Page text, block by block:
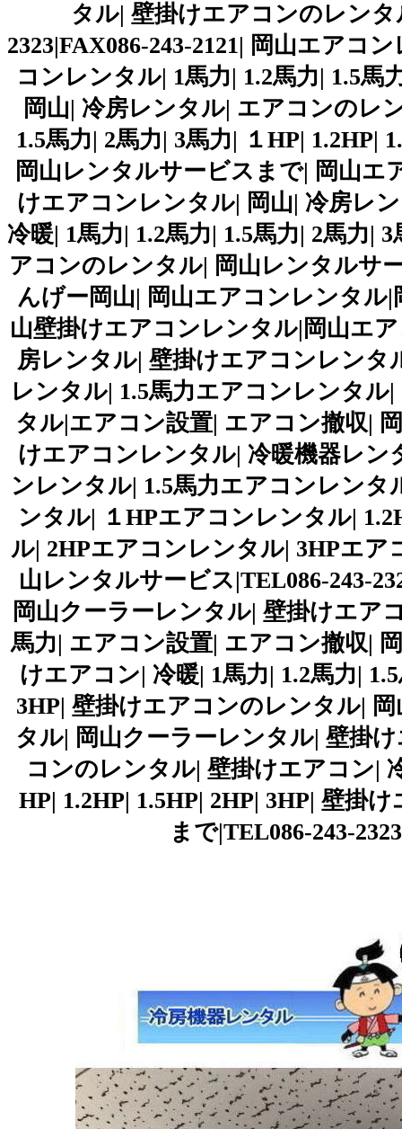
タル| 壁掛けエアコンのレン
2323|FAX086-243-2121| 岡山エアコ
コンレンタル| 1馬力| 1.2馬力| 1.5
岡山| 冷房レンタル| エアコンのレ
1.5馬力| 2馬力| 3馬力| １HP| 1.2HP|
岡山レンタルサービスまで| 岡山エ
けエアコンレンタル| 岡山| 冷房レ
冷暖| 1馬力| 1.2馬力| 1.5馬力| 2馬力|
アコンのレンタル| 岡山レンタルサ
んげー岡山| 岡山エアコンレンタル
山壁掛けエアコンレンタル|岡山エ
房レンタル| 壁掛けエアコンレンタ
レンタル| 1.5馬力エアコンレンタ
タル|エアコン設置| エアコン撤収|
けエアコンレンタル| 冷暖機器レン
ンレンタル| 1.5馬力エアコンレン
ンタル| １HPエアコンレンタル|
ル| 2HPエアコンレンタル| 3HPエ
山レンタルサービス|TEL086-243-
岡山クーラーレンタル| 壁掛けエア
馬力| エアコン設置| エアコン撤収|
けエアコン| 冷暖| 1馬力| 1.2馬力|
3HP| 壁掛けエアコンのレンタル|
タル| 岡山クーラーレンタル| 壁掛
コンのレンタル| 壁掛けエアコン|
HP| 1.2HP| 1.5HP| 2HP| 3HP| 壁掛
まで|TEL086-243-